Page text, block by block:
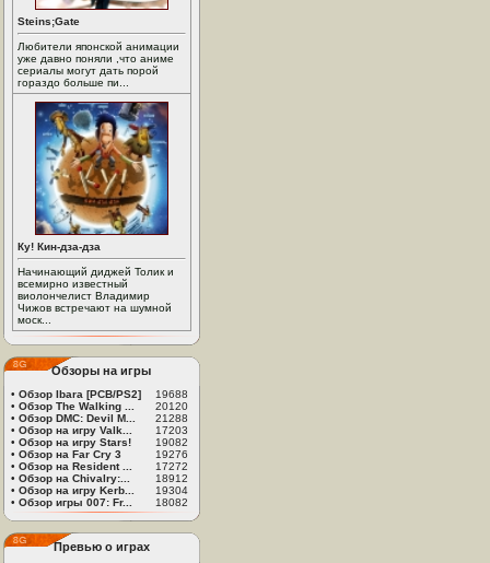
Steins;Gate
Любители японской анимации
уже давно поняли ,что аниме
сериалы могут дать порой
гораздо больше пи...
Ку! Кин-дза-дза
Начинающий диджей Толик и
всемирно известный
виолончелист Владимир
Чижов встречают на шумной
моск...
Обзоры на игры
• Обзор Ibara [PCB/PS2]
19688
• Обзор The Walking ...
20120
• Обзор DMC: Devil M...
21288
• Обзор на игру Valk...
17203
• Обзор на игру Stars!
19082
• Обзор на Far Cry 3
19276
• Обзор на Resident ...
17272
• Обзор на Chivalry:...
18912
• Обзор на игру Kerb...
19304
• Обзор игры 007: Fr... 18082
Превью о играх